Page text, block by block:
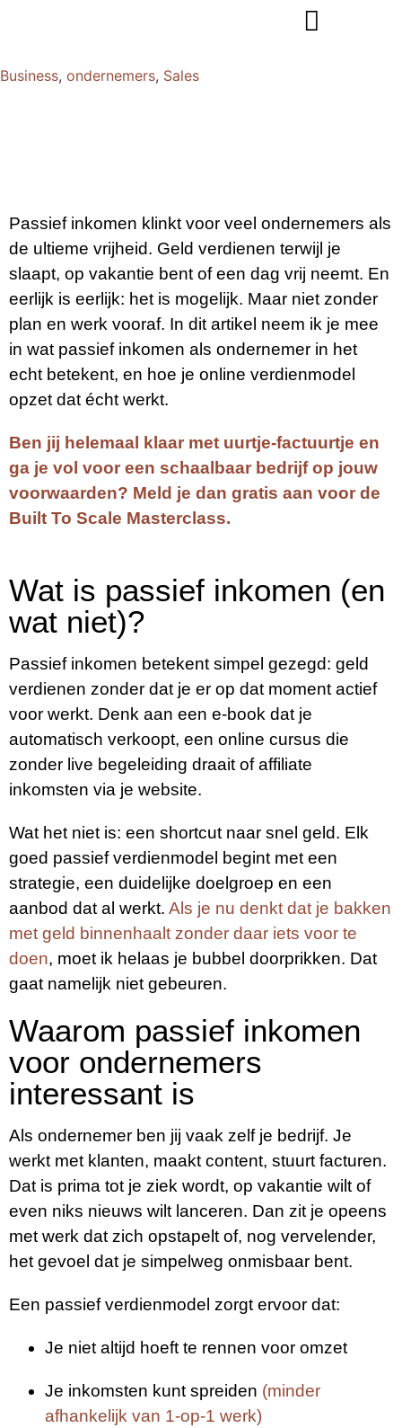
Business, ondernemers, Sales
Passief inkomen klinkt voor veel ondernemers als
de ultieme vrijheid. Geld verdienen terwijl je
slaapt, op vakantie bent of een dag vrij neemt. En
eerlijk is eerlijk: het is mogelijk. Maar niet zonder
plan en werk vooraf. In dit artikel neem ik je mee
in wat passief inkomen als ondernemer in het
echt betekent, en hoe je online verdienmodel
opzet dat écht werkt.
Ben jij helemaal klaar met uurtje-factuurtje en
ga je vol voor een schaalbaar bedrijf op jouw
voorwaarden? Meld je dan gratis aan voor de
Built To Scale Masterclass.
Wat is passief inkomen (en
wat niet)?
Passief inkomen betekent simpel gezegd: geld
verdienen zonder dat je er op dat moment actief
voor werkt. Denk aan een e-book dat je
automatisch verkoopt, een online cursus die
zonder live begeleiding draait of affiliate
inkomsten via je website.
Wat het niet is: een shortcut naar snel geld. Elk
goed passief verdienmodel begint met een
strategie, een duidelijke doelgroep en een
aanbod dat al werkt. Als je nu denkt dat je bakken
met geld binnenhaalt zonder daar iets voor te
doen, moet ik helaas je bubbel doorprikken. Dat
gaat namelijk niet gebeuren.
Waarom passief inkomen
voor ondernemers
interessant is
Als ondernemer ben jij vaak zelf je bedrijf. Je
werkt met klanten, maakt content, stuurt facturen.
Dat is prima tot je ziek wordt, op vakantie wilt of
even niks nieuws wilt lanceren. Dan zit je opeens
met werk dat zich opstapelt of, nog vervelender,
het gevoel dat je simpelweg onmisbaar bent.
Een passief verdienmodel zorgt ervoor dat:
Je niet altijd hoeft te rennen voor omzet
Je inkomsten kunt spreiden (minder
afhankelijk van 1-op-1 werk)